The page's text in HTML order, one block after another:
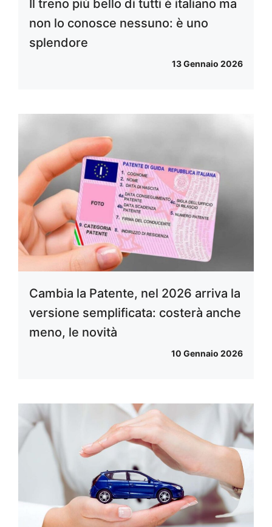
Il treno più bello di tutti è italiano ma
non lo conosce nessuno: è uno
splendore
13 Gennaio 2026
Cambia la Patente, nel 2026 arriva la
versione semplificata: costerà anche
meno, le novità
10 Gennaio 2026